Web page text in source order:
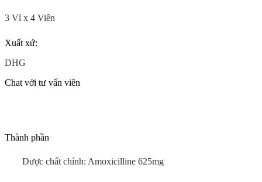
3 Vỉ x 4 Viên
Xuất xứ:
DHG
Chat với tư vấn viên
Thành phần
Dược chất chính: Amoxicilline 625mg